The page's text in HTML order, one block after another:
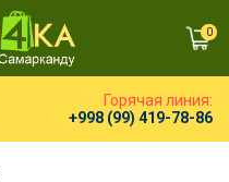
0
Горячая линия:
+998 (99) 419-78-86